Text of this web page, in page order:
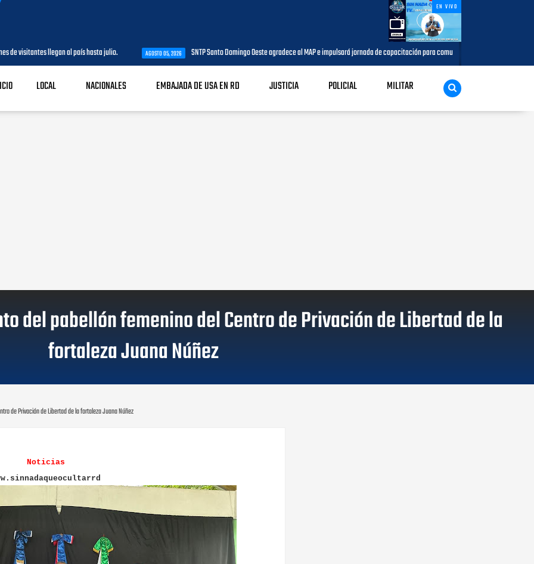
EN VIVO
llegan al país hasta julio. AGOSTO 05, 2026 SNTP Santo Domingo Oeste agradece al MAP e impulsará jornada de capacitación para comunicadores del municipio
LOCAL NACIONALES EMBAJADA DE USA EN RD JUSTICIA POLICIAL MILITAR
del pabellón femenino del Centro de Privación de Libertad de la
fortaleza Juana Núñez
de Privación de Libertad de la fortaleza Juana Núñez
Noticias